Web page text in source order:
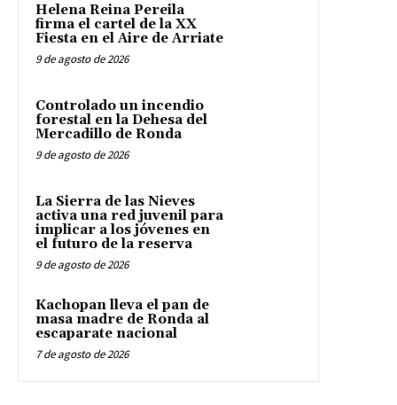
Helena Reina Pereila
firma el cartel de la XX
Fiesta en el Aire de Arriate
9 de agosto de 2026
Controlado un incendio
forestal en la Dehesa del
Mercadillo de Ronda
9 de agosto de 2026
La Sierra de las Nieves
activa una red juvenil para
implicar a los jóvenes en
el futuro de la reserva
9 de agosto de 2026
Kachopan lleva el pan de
masa madre de Ronda al
escaparate nacional
7 de agosto de 2026